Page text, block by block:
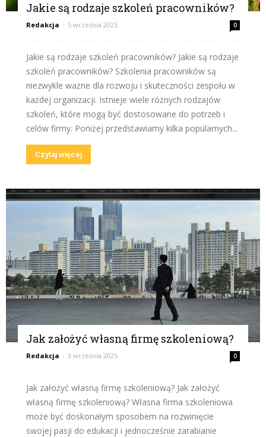
Jakie są rodzaje szkoleń pracowników?
Redakcja - 5 września 2025 0
Jakie są rodzaje szkoleń pracowników? Jakie są rodzaje
szkoleń pracowników? Szkolenia pracowników są
niezwykle ważne dla rozwoju i skuteczności zespołu w
każdej organizacji. Istnieje wiele różnych rodzajów
szkoleń, które mogą być dostosowane do potrzeb i
celów firmy. Poniżej przedstawiamy kilka popularnych...
Czytaj więcej
Jak założyć własną firmę szkoleniową?
Redakcja - 3 września 2025 0
Jak założyć własną firmę szkoleniową? Jak założyć
własną firmę szkoleniową? Własna firma szkoleniowa
może być doskonałym sposobem na rozwinięcie
swojej pasji do edukacji i jednocześnie zarabianie